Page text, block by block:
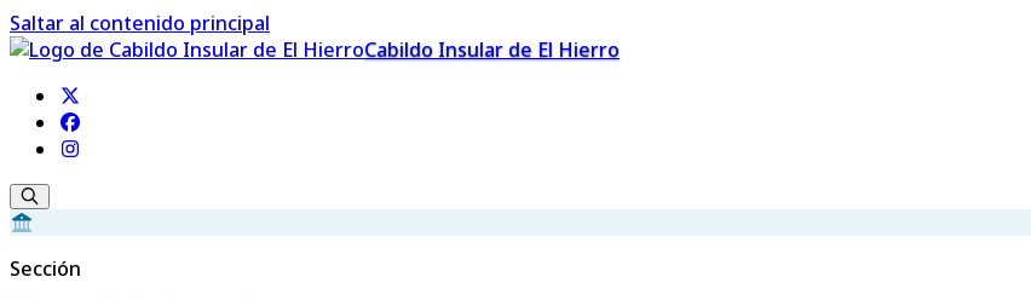
Saltar al contenido principal
Cabildo Insular de El Hierro
Sección